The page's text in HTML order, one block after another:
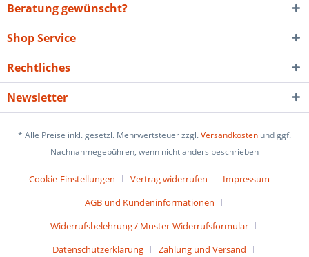
Beratung gewünscht?
Shop Service
Rechtliches
Newsletter
* Alle Preise inkl. gesetzl. Mehrwertsteuer zzgl.Versandkosten und ggf.
Nachnahmegebühren, wenn nicht anders beschrieben
Cookie-Einstellungen Vertrag widerrufen
Impressum
AGB und Kundeninformationen
Widerrufsbelehrung / Muster-Widerrufsformular
Datenschutzerklärung
Zahlung und Versand